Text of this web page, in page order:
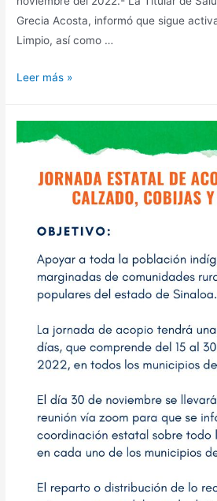
Grecia Acosta, informó que sigue
Limpio, así como …
Leer más »